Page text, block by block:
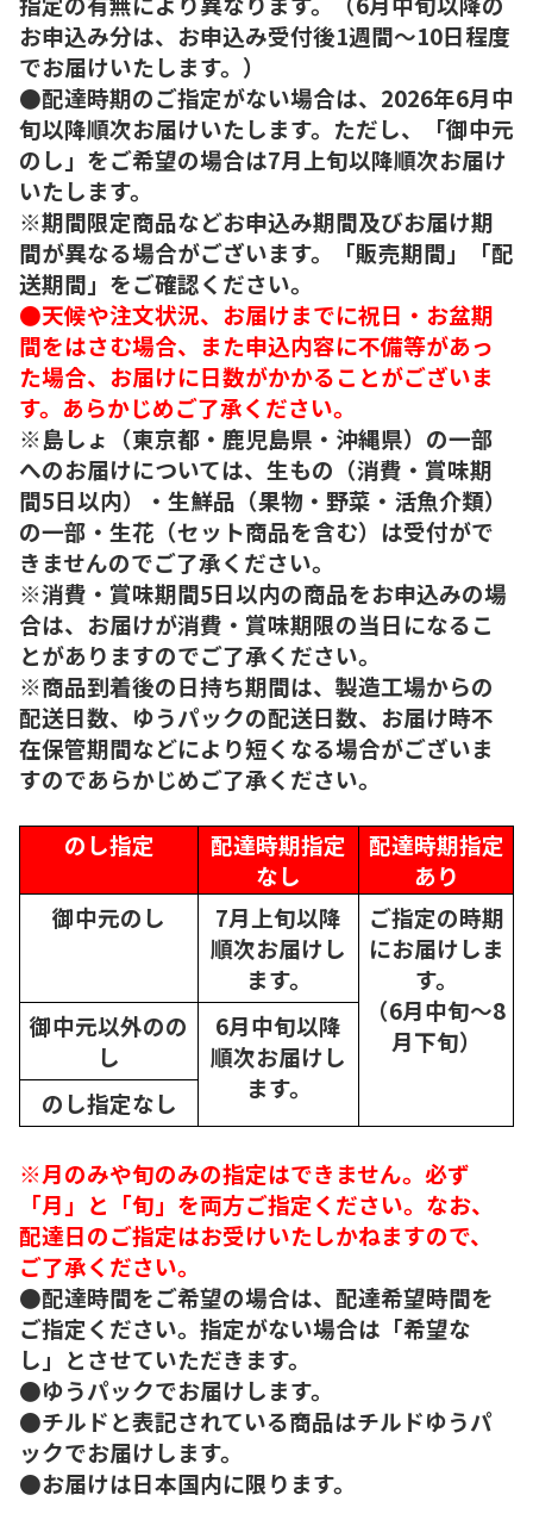
お申込み分は、お申込み受付後1週間～10日程度
でお届けいたします。）
●配達時期のご指定がない場合は、2026年6月中
旬以降順次お届けいたします。ただし、「御中元
のし」をご希望の場合は7月上旬以降順次お届け
いたします。
※期間限定商品などお申込み期間及びお届け期
間が異なる場合がございます。「販売期間」「配
送期間」をご確認ください。
●天候や注文状況、お届けまでに祝日・お盆期
間をはさむ場合、また申込内容に不備等があっ
た場合、お届けに日数がかかることがございま
す。あらかじめご了承ください。
※島しょ（東京都・鹿児島県・沖縄県）の一部
へのお届けについては、生もの（消費・賞味期
間5日以内）・生鮮品（果物・野菜・活魚介類）
の一部・生花（セット商品を含む）は受付がで
きませんのでご了承ください。
※消費・賞味期間5日以内の商品をお申込みの場
合は、お届けが消費・賞味期限の当日になるこ
とがありますのでご了承ください。
※商品到着後の日持ち期間は、製造工場からの
配送日数、ゆうパックの配送日数、お届け時不
在保管期間などにより短くなる場合がございま
すのであらかじめご了承ください。
のし指定
配達時期指定
なし
配達時期指定
あり
御中元のし
7月上旬以降
順次お届けし
ます。
ご指定の時期
にお届けしま
す。
（6月中旬～8
月下旬）
御中元以外のの
し
6月中旬以降
順次お届けし
ます。
のし指定なし
※月のみや旬のみの指定はできません。必ず
「月」と「旬」を両方ご指定ください。なお、
配達日のご指定はお受けいたしかねますので、
ご了承ください。
●配達時間をご希望の場合は、配達希望時間を
ご指定ください。指定がない場合は「希望な
し」とさせていただきます。
●ゆうパックでお届けします。
●チルドと表記されている商品はチルドゆうパ
ックでお届けします。
●お届けは日本国内に限ります。